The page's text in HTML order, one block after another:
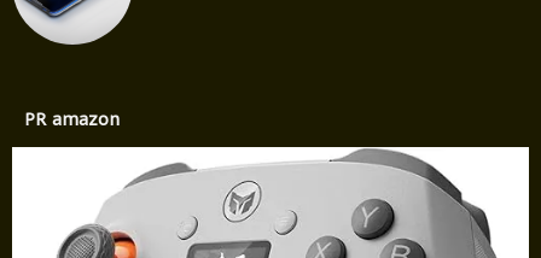
PR amazon